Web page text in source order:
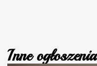
Inne ogłoszenia